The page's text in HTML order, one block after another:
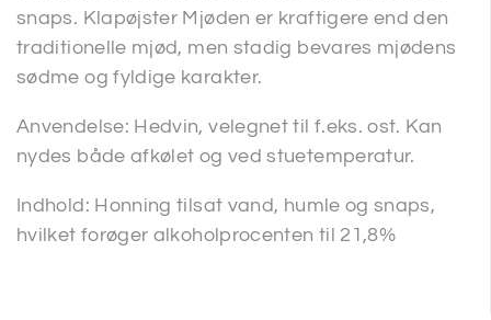
snaps. Klapøjster Mjøden er kraftigere end den
traditionelle mjød, men stadig bevares mjødens
sødme og fyldige karakter.
Anvendelse: Hedvin, velegnet til f.eks. ost. Kan
nydes både afkølet og ved stuetemperatur.
Indhold: Honning tilsat vand, humle og snaps,
hvilket forøger alkoholprocenten til 21,8%